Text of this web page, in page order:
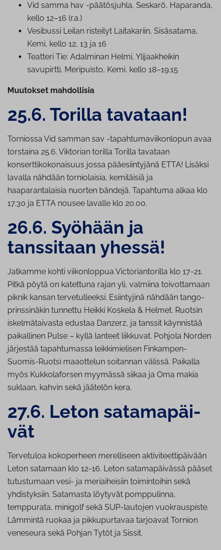
Vid samma hav -päätösjuhla, Seskarö, Haparanda,
kello 12–16 (r.a.)
Vesibussi Leilan risteilyt Laitakariin, Sisäsatama,
Kemi, kello 12, 13 ja 16
Teatteri Tie: Adalminan Helmi, Yli­jaak­hei­kin
savupirtti, Meripuisto, Kemi, kello 18–19.15
Muutokset mahdollisia
25.6. Torilla tavataan!
Torniossa Vid samman sav -tapahtumaviikonlopun avaa
torstaina 25.6. Viktorian torilla Torilla tavataan
konserttikokonaisuus jossa pääesiintyjänä ETTA! Lisäksi
lavalla nähdään torniolaisia, kemiläisiä ja
haaparantalaisia nuorten bändejä. Tapahtuma alkaa klo
17.30 ja ETTA nousee lavalle klo 20.00.
26.6. Syöhään ja
tanssitaan yhessä!
Jatkamme kohti viikonloppua Victoriantorilla klo 17-21.
Pitkä pöytä on katettuna rajan yli, valmiina toivottamaan
piknik kansan tervetulleeksi. Esiintyjinä nähdään tango­
prinssinäkin tunnettu Heikki Koskela & Helmet. Ruotsin
iskelmätaivasta edustaa Danzerz, ja tanssit käynnistää
paikallinen Pulse – kyllä lanteet liikkuvat. Pohjola Norden
järjestää tapahtumassa leikkimielisen Finkampen-
Suomis-Ruotsi maaottelun soitannan välissä. Paikalla
myös Kukkolaforsen myymässä siikaa ja Oma makia
suklaan, kahvin sekä jäätelön kera.
27.6. Leton sa­ta­ma­päi­
vät
Tervetuloa kokoperheen merelliseen aktiviteettipäivään
Leton satamaan klo 12-16. Leton satamapäivässä pääset
tutustumaan vesi- ja meriaiheisiin toimintoihin sekä
yhdistyksiin. Satamasta löytyvät pomppulinna,
temppurata, minigolf sekä SUP-lautojen vuokrauspiste.
Lämmintä ruokaa ja pikkupurtavaa tarjoavat Tornion
veneseura sekä Pohjan Tytöt ja Sissit.